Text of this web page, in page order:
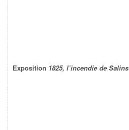
Exposition 1825, l’incendie de Salins